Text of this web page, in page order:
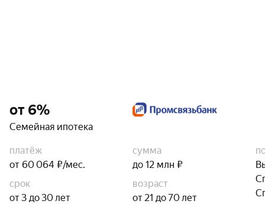
от 6%
Семейная ипотека
платёж
от 60 064 ₽/мес.
сумма
до 12 млн ₽
срок
от 3 до 30 лет
возраст
от 21 до 70 лет